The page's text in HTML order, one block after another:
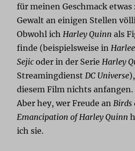
für meinen Geschmack
Gewalt an einigen Stellen
Obwohl ich Harley Quinn als
finde (beispielsweise in
Sejic oder in der Serie Harley
Streamingdienst DC Universe
diesem Film nichts anfangen.
Aber hey, wer Freude an Birds
Emancipation of Harley Quinn
ich sie.